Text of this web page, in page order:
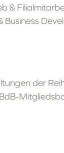
&
Business